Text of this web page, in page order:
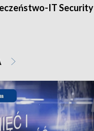
IT Security